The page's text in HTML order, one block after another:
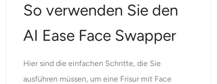
So verwenden Sie den
AI Ease Face Swapper
Hier sind die einfachen Schritte, die Sie
ausführen müssen, um eine Frisur mit Face